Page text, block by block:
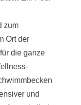
zum
Ort der
die ganze
und